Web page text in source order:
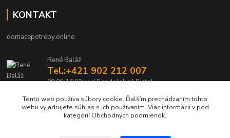
KONTAKT
domacepotreby.online
René Baláž
Tel.:+421 902 212 007
09:00-16:00 hod Pondelok až Piatok
info@domacepotreby.online
Tento web používa súbory cookie. Ďalším prechádzaním tohto
webu vyjadrujete súhlas s ich používaním. Viac informácií v pod
kategórií Obchodných podmienok.